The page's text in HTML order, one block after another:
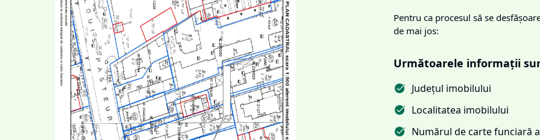
Pentru ca procesul să se
de mai jos:
Următoarele informații
Județul imobilului
Localitatea imobilului
Numărul de carte funciară